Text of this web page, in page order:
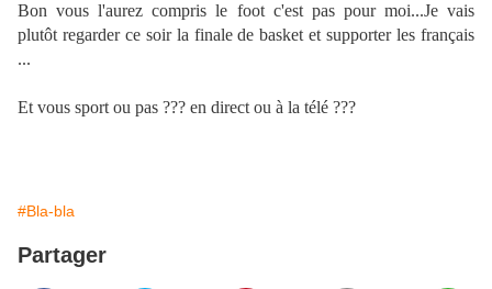
Bon vous l'aurez compris le foot c'est pas pour moi...Je vais
plutôt regarder ce soir la finale de basket et supporter les français
...
Et vous sport ou pas ??? en direct ou à la télé ???
#Bla-bla
Partager